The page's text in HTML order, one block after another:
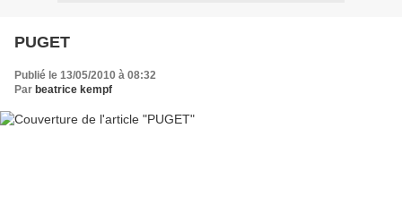
PUGET
Publié le 13/05/2010 à 08:32
Par beatrice kempf